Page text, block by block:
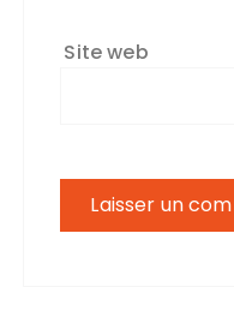
Site web